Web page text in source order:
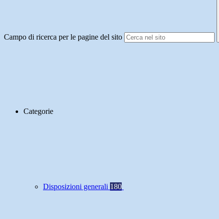
Campo di ricerca per le pagine del sito
Categorie
Disposizioni generali 180